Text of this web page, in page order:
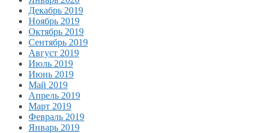
Декабрь 2019
Ноябрь 2019
Октябрь 2019
Сентябрь 2019
Август 2019
Июль 2019
Июнь 2019
Май 2019
Апрель 2019
Март 2019
Февраль 2019
Январь 2019